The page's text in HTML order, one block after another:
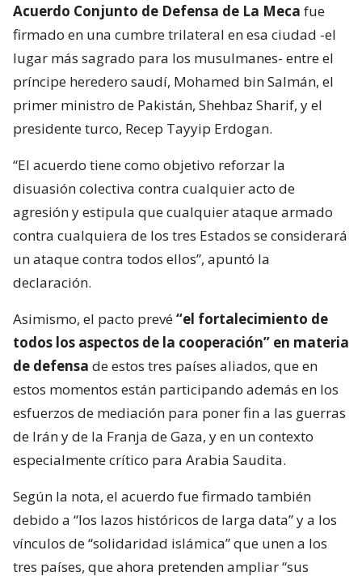
Acuerdo Conjunto de Defensa de La Meca fue
firmado en una cumbre trilateral en esa ciudad -el
lugar más sagrado para los musulmanes- entre el
príncipe heredero saudí, Mohamed bin Salmán, el
primer ministro de Pakistán, Shehbaz Sharif, y el
presidente turco, Recep Tayyip Erdogan.
“El acuerdo tiene como objetivo reforzar la
disuasión colectiva contra cualquier acto de
agresión y estipula que cualquier ataque armado
contra cualquiera de los tres Estados se considerará
un ataque contra todos ellos”, apuntó la
declaración.
Asimismo, el pacto prevé“el fortalecimiento de
todos los aspectos de la cooperación” en materia
de defensa de estos tres países aliados, que en
estos momentos están participando además en los
esfuerzos de mediación para poner fin a las guerras
de Irán y de la Franja de Gaza, y en un contexto
especialmente crítico para Arabia Saudita.
Según la nota, el acuerdo fue firmado también
debido a “los lazos históricos de larga data” y a los
vínculos de “solidaridad islámica” que unen a los
tres países, que ahora pretenden ampliar “sus